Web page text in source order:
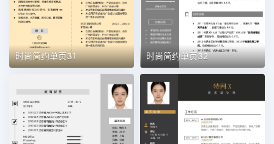
时尚简约单页31 时尚简约单页32